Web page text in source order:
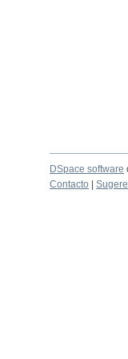
DSpace software
Contacto